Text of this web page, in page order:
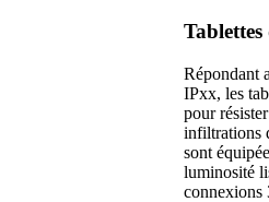
Tablettes
Répondant
IPxx, les
pour
infiltrations
sont
luminosité